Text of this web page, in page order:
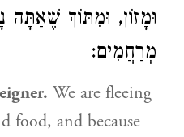
וּמָזוֹן, וּמִתּוֹךְ
מְרַחֲמִים:
We are fleeing
food, and because